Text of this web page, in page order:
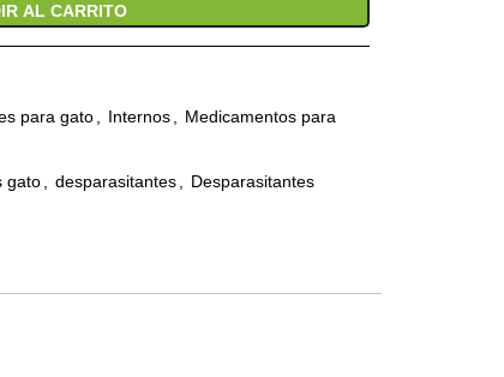
AL CARRITO
para gato Internos
Medicamentos para
gato desparasitantes
Desparasitantes